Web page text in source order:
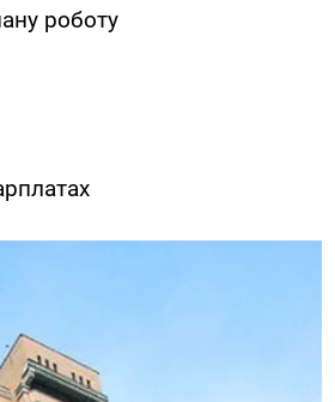
роботу